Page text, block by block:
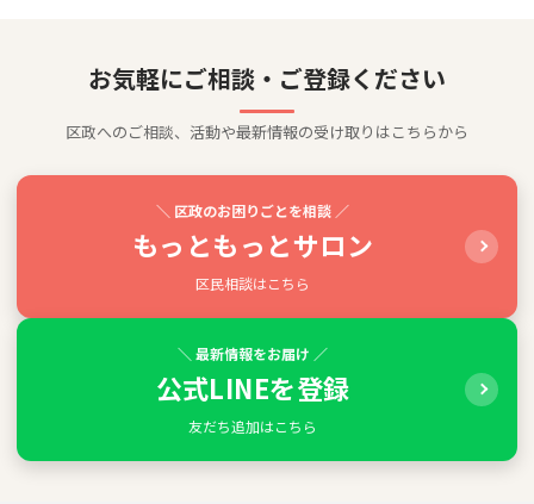
お気軽にご相談・ご登録ください
区政へのご相談、活動や最新情報の受け取りはこちらから
＼ 区政のお困りごとを相談 ／
もっともっとサロン
区民相談はこちら
＼ 最新情報をお届け ／
公式LINEを登録
友だち追加はこちら